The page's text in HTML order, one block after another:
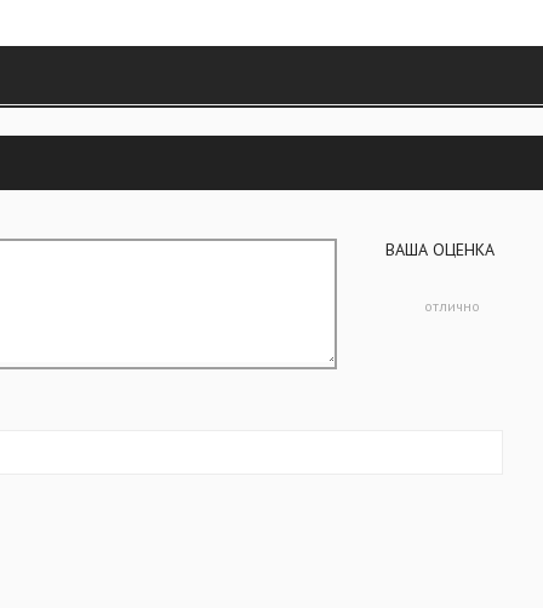
ВАША ОЦЕНКА
отлично